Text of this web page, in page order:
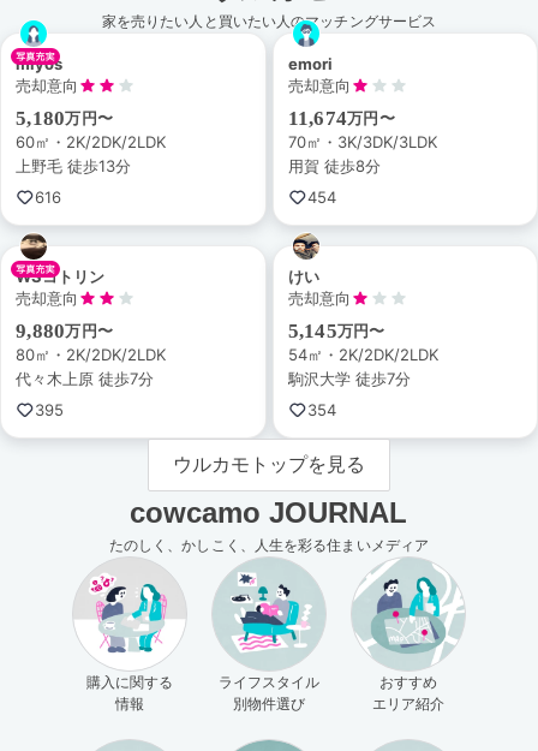
家を売りたい人と買いたい人のマッチングサービス
miyos
売却意向
5,180万円〜
60㎡・2K/2DK/2LDK
上野毛 徒歩13分
616
emori
売却意向
11,674万円〜
70㎡・3K/3DK/3LDK
用賀 徒歩8分
454
WSコトリン
売却意向
9,880万円〜
80㎡・2K/2DK/2LDK
代々木上原 徒歩7分
395
けい
売却意向
5,145万円〜
54㎡・2K/2DK/2LDK
駒沢大学 徒歩7分
354
ウルカモトップを見る
cowcamo JOURNAL
たのしく、かしこく、人生を彩る住まいメディア
購入に関する
情報
ライフスタイル
別物件選び
おすすめ
エリア紹介